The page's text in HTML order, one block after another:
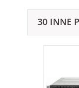
30 INNE